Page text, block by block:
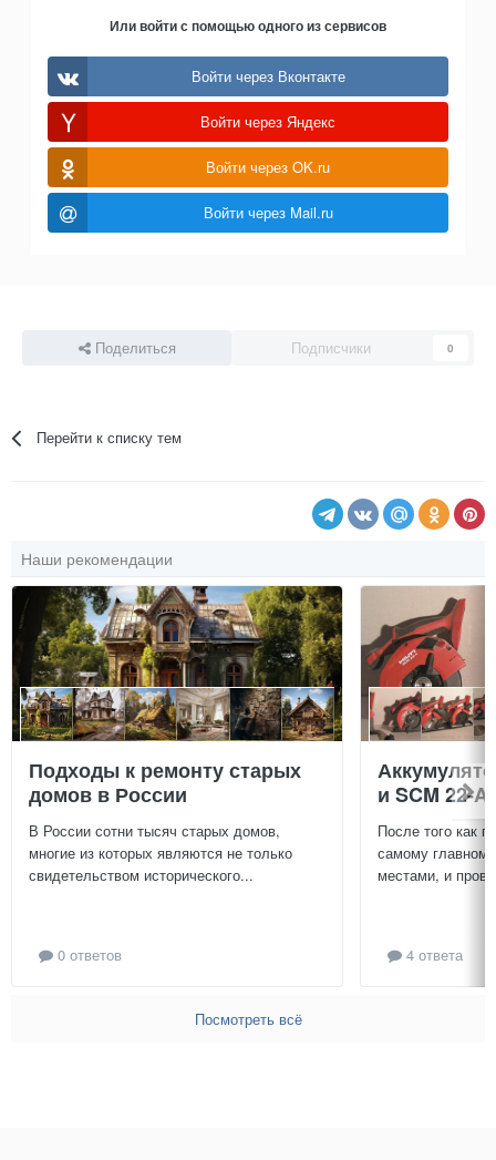
Или войти с помощью одного из сервисов
Войти через Вконтакте
Войти через Яндекс
Войти через OK.ru
Войти через Mail.ru
Поделиться Подписчики 0
Перейти к списку тем
Наши рекомендации
Подходы к ремонту старых
домов в России
В России сотни тысяч старых домов,
многие из которых являются не только
свидетельством исторического...
0 ответов
и SCM 22-A
После того как
самому
местами, и
4 ответа
Посмотреть всё